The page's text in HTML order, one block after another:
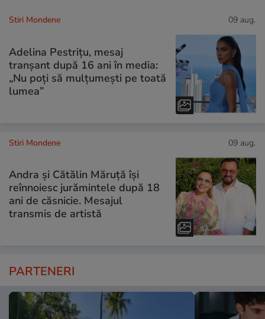
Stiri Mondene 09 aug.
Adelina Pestrițu, mesaj
tranșant după 16 ani în media:
„Nu poți să mulțumești pe toată
lumea”
Stiri Mondene 09 aug.
Andra și Cătălin Măruță își
reînnoiesc jurămintele după 18
ani de căsnicie. Mesajul
transmis de artistă
PARTENERI